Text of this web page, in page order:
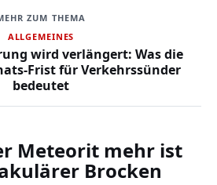
ZUM THEMA
ALLGEMEINES
wird verlängert: Was die
Frist für Verkehrssünder
bedeutet
Meteorit mehr ist
Brocken